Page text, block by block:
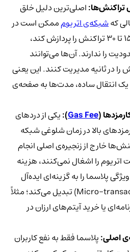
تراکنش‌ها:اصلی‌ترین دلیل خلق
کهشبکه‌ی اتریومممکن است در
هر ثانیه تنها بتواند حدود ۱۵ تا ۳۰ تراکنش را پردازش کند،
را ندارند. آن‌ها می‌توانند
در ثانیه مدیریت کنند. این یعنی
یک انتقال ساده، مدت‌ها به صفحه‌ی
(
Gas Fee
):یکی از دردهای
بالا در زمان شلوغی شبکه
خارج از زنجیره‌ی اصلی انجام
را اشغال نمی‌کنند، هزینه
پلاسما را به گزینه‌ای ایده‌آل
برای ریزتراکنش‌ها (Micro-transactions) تبدیل می‌کند؛ مثلاً
یا خرید آیتم‌های ارزان در
اصلی:پلاسما فقط به نفع کاربران